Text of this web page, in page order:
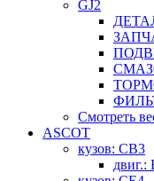
GJ2
Смотреть
ASCOT
кузов: CB3
двиг.: